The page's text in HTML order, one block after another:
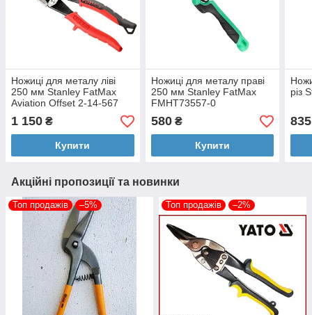
Ножиці для металу ліві
250 мм Stanley FatMax
Aviation Offset 2-14-567
1 150 ₴
Купити
Ножиці для металу праві
250 мм Stanley FatMax
FMHT73557-0
580₴
Купити
різ
835
Акційні пропозиції та новинки
Топ продажів –5% Топ продажів –2%